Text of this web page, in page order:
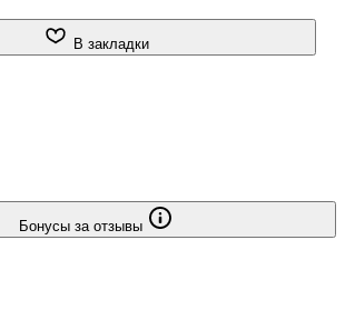
В закладки
Бонусы за отзывы